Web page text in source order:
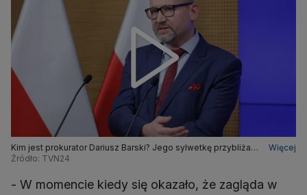
Kim jest prokurator Dariusz Barski? Jego sylwetkę przybliża
reporterka TVN24
Więcej
Źródło: TVN24
- W momencie kiedy się okazało, że zagląda w